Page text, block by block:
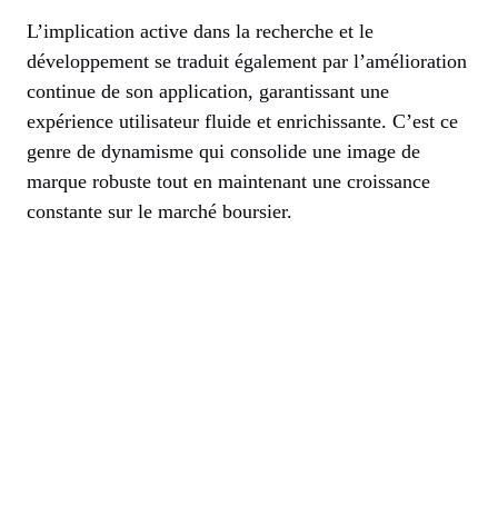
L’implication active dans la recherche et le
développement se traduit également par l’amélioration
continue de son application, garantissant une
expérience utilisateur fluide et enrichissante. C’est ce
genre de dynamisme qui consolide une image de
marque robuste tout en maintenant une croissance
constante sur le marché boursier.